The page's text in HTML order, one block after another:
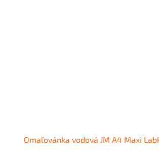
Omaľovánka vodová JM A4 Maxi